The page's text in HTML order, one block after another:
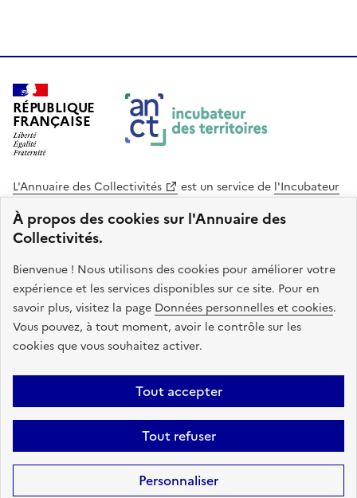
À propos des cookies sur l'Annuaire des
Collectivités.
Bienvenue ! Nous utilisons des cookies pour améliorer votre
expérience et les services disponibles sur ce site. Pour en
savoir plus, visitez la page Données personnelles et cookies.
Vous pouvez, à tout moment, avoir le contrôle sur les
cookies que vous souhaitez activer.
Tout accepter
Tout refuser
Personnaliser
RÉPUBLIQUE
FRANÇAISE
L'Annuaire des Collectivités est un service de l'Incubateur
des Territoires
Cohésion des Territoires
. Le code source de ce site web
est disponible en licence libre. Le design de ce site est conçu
avec le système de design de l’État.
legifrance.gouv.fr
info.gouv.fr
service-public.gouv.fr
data.gouv.fr
Plan du site Accessibilite : non conforme
Mentions légales
Politique de confidentialité
Gestion des cookies FAQ
Kit de
Statistiques Code source
Sauf mention contraire, tous les contenus de ce site sont sous